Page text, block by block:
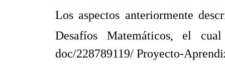
Los aspectos anteriormente
Desafíos Matemáticos, el
doc/228789119/ Proyecto-